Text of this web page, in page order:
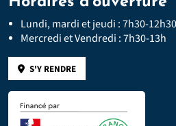
Lundi, mardi et jeudi : 7h30-
Mercredi et Vendredi : 7h30-13h
S'Y RENDRE